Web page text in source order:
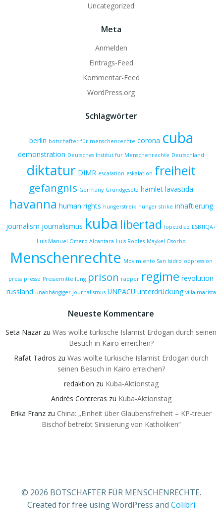
Uncategorized
Meta
Anmelden
Eintrags-Feed
Kommentar-Feed
WordPress.org
Schlagwörter
berlin botschafter für menschenrechte corona cuba
demonstration Deutsches Institut für Menschenrechte Deutschland
diktatur DIMR escalation eskalation freiheit
gefängnis Germany Grundgesetz hamlet lavastida
havanna human rights hungerstreik hunger strike inhaftierung
journalism journalismus kuba libertad lopezdiaz LSBTIQA+
Luis Manuel Ortero Alcantara Luis Robles Maykel Osorbo
Menschenrechte Movimiento San Isidro oppression
press presse Pressemitteilung prison rapper regime revolution
russland unabhängiger journalismus UNPACU unterdrückung villa marista
Neueste Kommentare
Seta Nazar zu Was wollte türkische Islamist Erdogan durch seinen
Besuch in Kairo erreichen?
Rafat Tadros zu Was wollte türkische Islamist Erdogan durch
seinen Besuch in Kairo erreichen?
redaktion zu Kuba-Aktionstag
Andrés Contreras zu Kuba-Aktionstag
Erika Franz zu China: „Einheit über Glaubensfreiheit – KP-treuer
Bischof betreibt Sinisierung von Katholiken“
© 2026 BOTSCHAFTER FÜR MENSCHENRECHTE.
Created for free using WordPress and Colibri